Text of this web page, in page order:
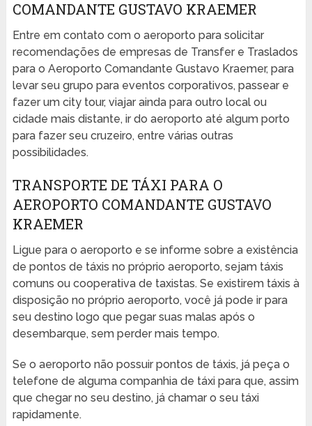
COMANDANTE GUSTAVO KRAEMER
Entre em contato com o aeroporto para solicitar
recomendações de empresas de Transfer e Traslados
para o Aeroporto Comandante Gustavo Kraemer, para
levar seu grupo para eventos corporativos, passear e
fazer um city tour, viajar ainda para outro local ou
cidade mais distante, ir do aeroporto até algum porto
para fazer seu cruzeiro, entre várias outras
possibilidades.
TRANSPORTE DE TÁXI PARA O
AEROPORTO COMANDANTE GUSTAVO
KRAEMER
Ligue para o aeroporto e se informe sobre a existência
de pontos de táxis no próprio aeroporto, sejam táxis
comuns ou cooperativa de taxistas. Se existirem táxis à
disposição no próprio aeroporto, você já pode ir para
seu destino logo que pegar suas malas após o
desembarque, sem perder mais tempo.
Se o aeroporto não possuir pontos de táxis, já peça o
telefone de alguma companhia de táxi para que, assim
que chegar no seu destino, já chamar o seu táxi
rapidamente.